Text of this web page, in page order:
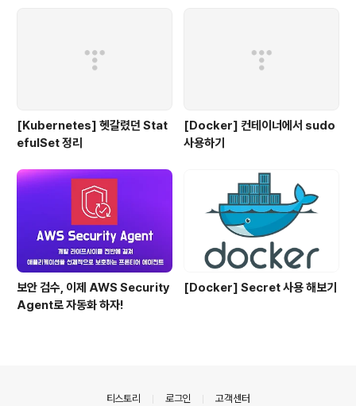
[Kubernetes] 헷갈렸던 Stat
efulSet 정리
[Docker] 컨테이너에서 sudo
사용하기
보안 검수, 이제 AWS Security
Agent로 자동화 하자!
[Docker] Secret 사용 해보기
티스토리 로그인 고객센터